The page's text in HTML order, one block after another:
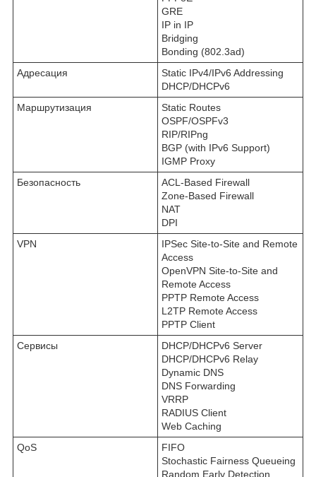
GRE
IP in IP
Bridging
Bonding (802.3ad)
Адресация
Static IPv4/IPv6 Addressing
DHCP/DHCPv6
Маршрутизация
Static Routes
OSPF/OSPFv3
RIP/RIPng
BGP (with IPv6 Support)
IGMP Proxy
Безопасность
ACL-Based Firewall
Zone-Based Firewall
NAT
DPI
VPN
IPSec Site-to-Site and Remote
Access
OpenVPN Site‑to‑Site and
Remote Access
PPTP Remote Access
L2TP Remote Access
PPTP Client
Сервисы
DHCP/DHCPv6 Server
DHCP/DHCPv6 Relay
Dynamic DNS
DNS Forwarding
VRRP
RADIUS Client
Web Caching
QoS
FIFO
Stochastic Fairness Queueing
Random Early Detection